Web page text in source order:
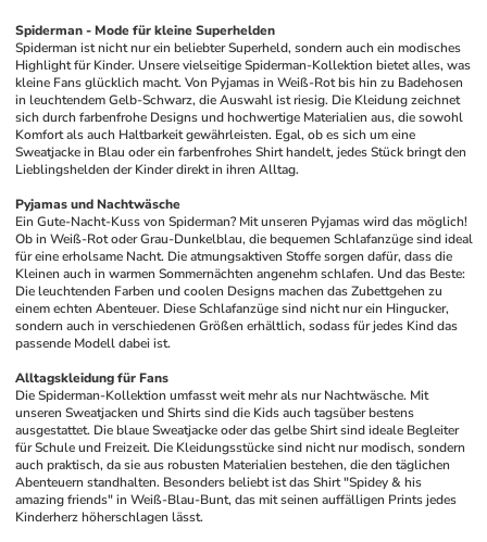
Spiderman - Mode für kleine Superhelden
Spiderman ist nicht nur ein beliebter Superheld, sondern auch ein modisches
Highlight für Kinder. Unsere vielseitige Spiderman-Kollektion bietet alles, was
kleine Fans glücklich macht. Von Pyjamas in Weiß-Rot bis hin zu Badehosen
in leuchtendem Gelb-Schwarz, die Auswahl ist riesig. Die Kleidung zeichnet
sich durch farbenfrohe Designs und hochwertige Materialien aus, die sowohl
Komfort als auch Haltbarkeit gewährleisten. Egal, ob es sich um eine
Sweatjacke in Blau oder ein farbenfrohes Shirt handelt, jedes Stück bringt den
Lieblingshelden der Kinder direkt in ihren Alltag.
Pyjamas und Nachtwäsche
Ein Gute-Nacht-Kuss von Spiderman? Mit unseren Pyjamas wird das möglich!
Ob in Weiß-Rot oder Grau-Dunkelblau, die bequemen Schlafanzüge sind ideal
für eine erholsame Nacht. Die atmungsaktiven Stoffe sorgen dafür, dass die
Kleinen auch in warmen Sommernächten angenehm schlafen. Und das Beste:
Die leuchtenden Farben und coolen Designs machen das Zubettgehen zu
einem echten Abenteuer. Diese Schlafanzüge sind nicht nur ein Hingucker,
sondern auch in verschiedenen Größen erhältlich, sodass für jedes Kind das
passende Modell dabei ist.
Alltagskleidung für Fans
Die Spiderman-Kollektion umfasst weit mehr als nur Nachtwäsche. Mit
unseren Sweatjacken und Shirts sind die Kids auch tagsüber bestens
ausgestattet. Die blaue Sweatjacke oder das gelbe Shirt sind ideale Begleiter
für Schule und Freizeit. Die Kleidungsstücke sind nicht nur modisch, sondern
auch praktisch, da sie aus robusten Materialien bestehen, die den täglichen
Abenteuern standhalten. Besonders beliebt ist das Shirt "Spidey & his
amazing friends" in Weiß-Blau-Bunt, das mit seinen auffälligen Prints jedes
Kinderherz höherschlagen lässt.